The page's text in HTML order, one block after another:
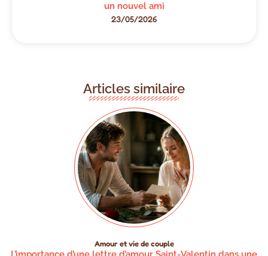
un nouvel ami
23/05/2026
Articles similaire
Amour et vie de couple